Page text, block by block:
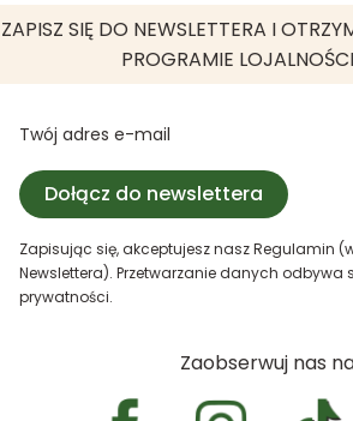
ZAPISZ SIĘ DO NEWSLETTERA I
PROGRAMIE
Twój adres e-mail
Dołącz do newslettera
Zapisując się, akceptujesz nasz Regulamin
Newslettera). Przetwarzanie danych odbywa
prywatności.
Zaobserwuj nas